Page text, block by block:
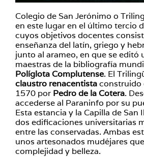
Colegio de San Jerónimo o
en este lugar en el último tercio
cuyos objetivos docentes
enseñanza del latín, griego y
junto al arameo, en que se editó
maestras de la bibliografía
Políglota Complutense. El
claustro renacentistaconstruido
1570 por Pedro de la Cotera.
accederse al Paraninfo por su
Esta estancia y la Capilla de San
dos edificaciones universitarias
entre las conservadas. Ambas
unos artesonados mudéjares
complejidad y belleza.